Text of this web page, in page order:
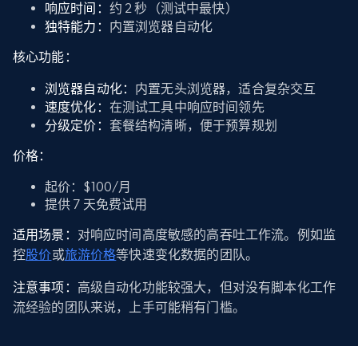
响应时间： 约 2 秒（测试中最快）
独特能力： 内置浏览器自动化
核心功能：
浏览器自动化： 内置无头浏览器，适合复杂交互
速度优化： 在测试工具中响应时间领先
分级定价： 套餐结构清晰，便于预算规划
价格：
起价：$100/月
提供 7 天免费试用
适用场景： 对响应时间高度敏感的高吞吐工作流。例如监
控股价或旅游价格等快速变化数据的团队。
注意事项： 高级自动化功能较强大，但对没有脚本化工作
流经验的团队来说，上手可能稍有门槛。